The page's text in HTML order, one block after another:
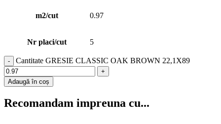
m2/cut 0.97
Nr placi/cut 5
Cantitate GRESIE CLASSIC OAK BROWN 22,1X89
Adaugă în coș
Recomandam impreuna cu...